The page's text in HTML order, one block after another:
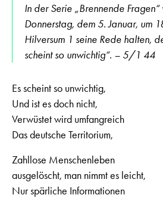
In der Serie „Brennende
Donnerstag, dem 5. Januar, um
Hilversum 1 seine Rede halten,
scheint so unwichtig“. – 5/1 44
Es scheint so unwichtig,
Und ist es doch nicht,
Verwüstet wird umfangreich
Das deutsche Territorium,
Zahllose Menschenleben
ausgelöscht, man nimmt es leicht,
Nur spärliche Informationen